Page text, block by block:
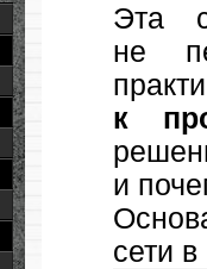
Эта
не
к
и
сети